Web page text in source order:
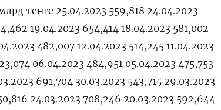
тенге 25.04.2023 559,818 24.04.2023
19.04.2023 654,414 18.04.2023 581,002
482,007 12.04.2023 514,245 11.04.2023
06.04.2023 484,951 05.04.2023 475,753
691,704 30.03.2023 543,715 29.03.2023
24.03.2023 708,246 20.03.2023 592,644